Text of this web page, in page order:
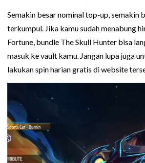
Semakin besar nominal top-up, semakin
terkumpul. Jika kamu sudah menabung
Fortune, bundle The Skull Hunter bisa
masuk ke vault kamu. Jangan lupa juga
lakukan spin harian gratis di website